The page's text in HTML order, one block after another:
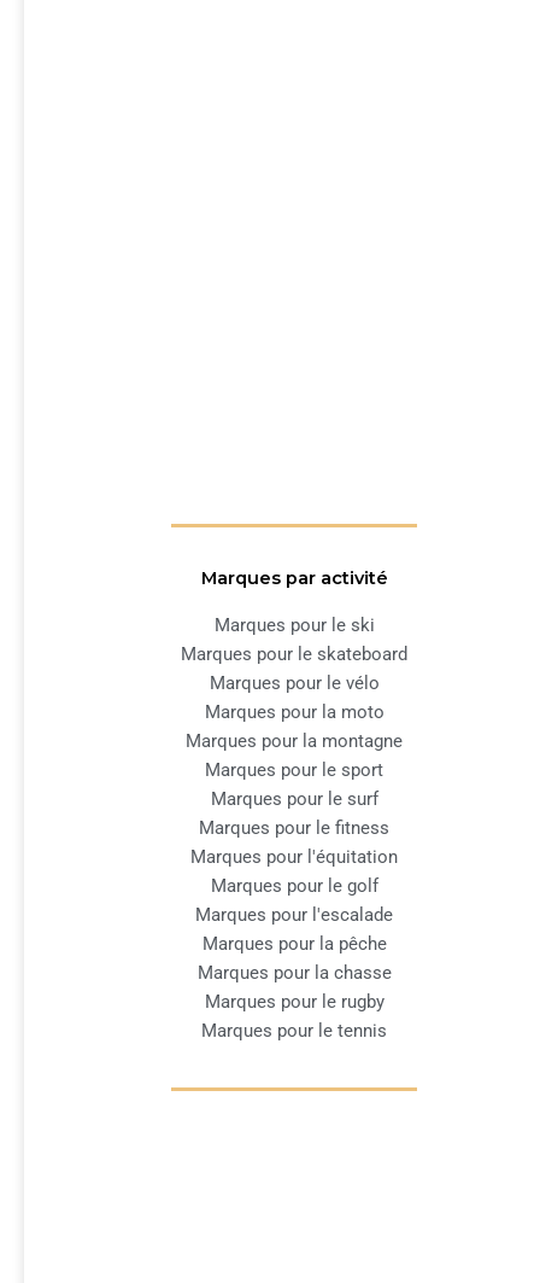
Marques par activité
Marques pour le ski
Marques pour le skateboard
Marques pour le vélo
Marques pour la moto
Marques pour la montagne
Marques pour le sport
Marques pour le surf
Marques pour le fitness
Marques pour l'équitation
Marques pour le golf
Marques pour l'escalade
Marques pour la pêche
Marques pour la chasse
Marques pour le rugby
Marques pour le tennis